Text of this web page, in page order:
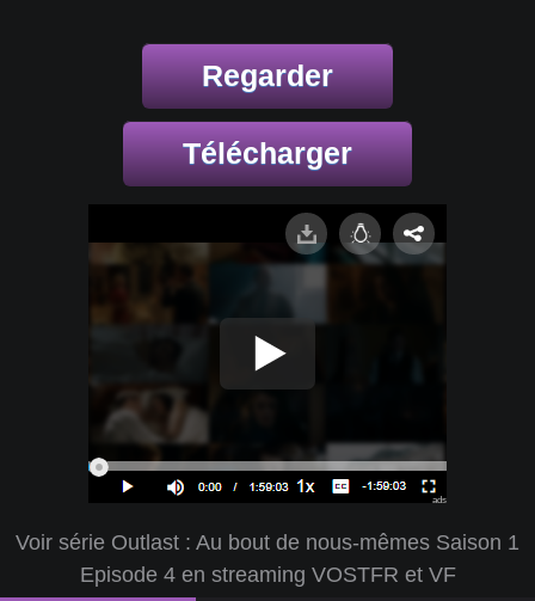
Regarder
Télécharger
ads
Voir série Outlast : Au bout de nous-mêmes Saison 1
Episode 4 en streaming VOSTFR et VF